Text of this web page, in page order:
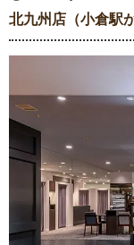
北九州店（小倉駅